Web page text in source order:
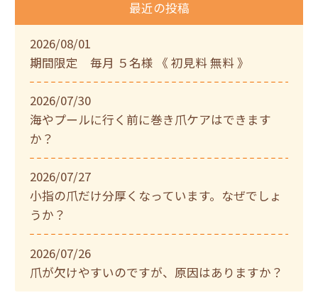
最近の投稿
2026/08/01
期間限定 毎月 ５名様 《 初見料 無料 》
2026/07/30
海やプールに行く前に巻き爪ケアはできます
か？
2026/07/27
小指の爪だけ分厚くなっています。なぜでしょ
うか？
2026/07/26
爪が欠けやすいのですが、原因はありますか？